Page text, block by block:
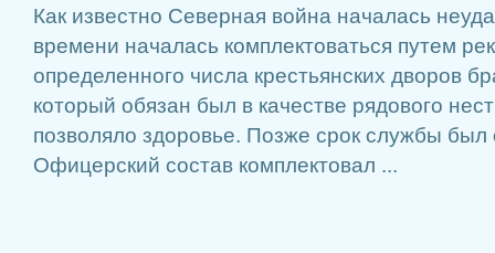
Как известно Северная война началась
времени началась комплектоваться путем
определенного числа крестьянских дворов
который обязан был в качестве рядового
позволяло здоровье. Позже срок службы был
Офицерский состав комплектовал ...